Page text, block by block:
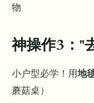
物
神操作3："
小户型必学！用地
蘑菇桌）